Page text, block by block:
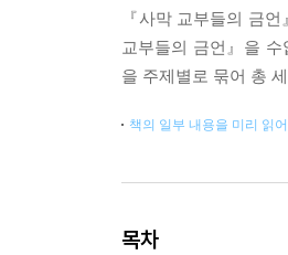
『사막 교부들의 금
교부들의 금언』을
을 주제별로 묶어 총
책의 일부 내용을 미리 읽
목차